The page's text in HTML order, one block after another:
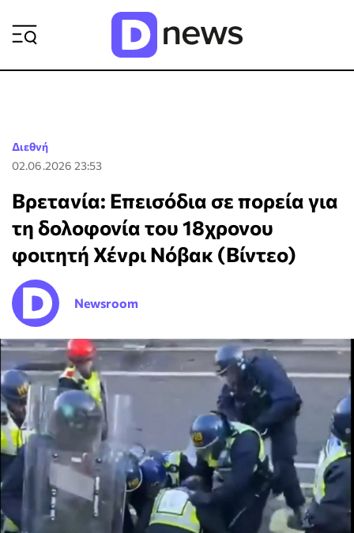
Διεθνή
02.06.2026 23:53
Βρετανία: Επεισόδια σε πορεία για
τη δολοφονία του 18χρονου
φοιτητή Χένρι Νόβακ (Βίντεο)
Newsroom